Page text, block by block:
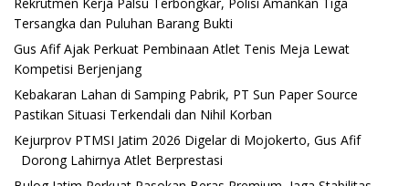
Tersangka dan Puluhan Barang Bukti
Gus Afif Ajak Perkuat Pembinaan Atlet Tenis Meja Lewat
Kompetisi Berjenjang
Kebakaran Lahan di Samping Pabrik, PT Sun Paper Source
Pastikan Situasi Terkendali dan Nihil Korban
Kejurprov PTMSI Jatim 2026 Digelar di Mojokerto, Gus Afif
Dorong Lahirnya Atlet Berprestasi